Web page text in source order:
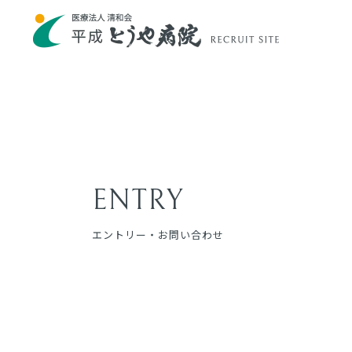
ENTRY
エントリー・お問い合わせ